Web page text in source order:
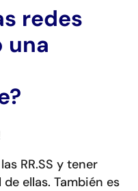
redes
una
RR.SS y tener
ellas. También es